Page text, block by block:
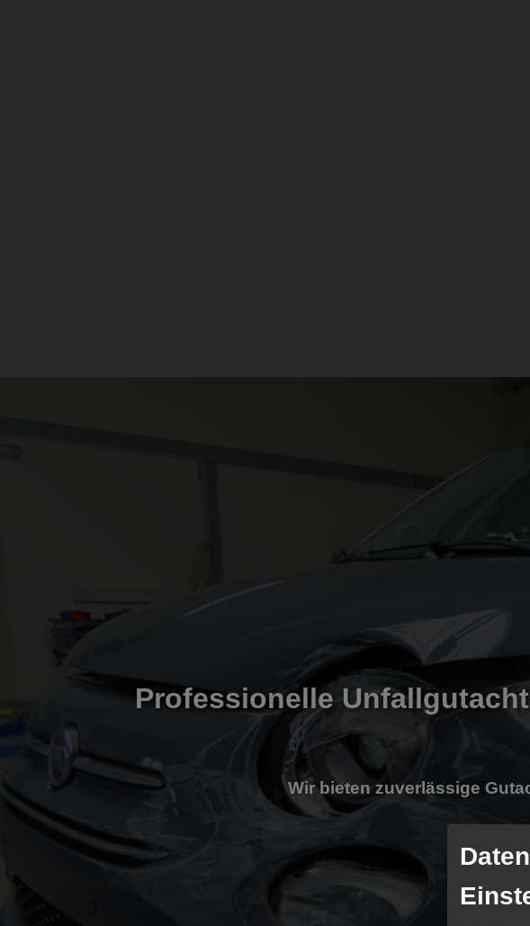
Professionelle
Wir bieten zuverlässige
100%